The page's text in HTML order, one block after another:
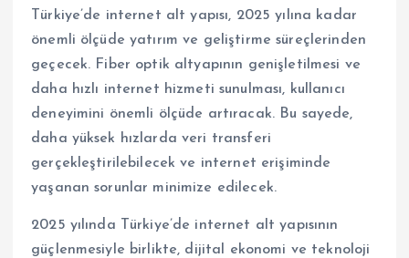
Türkiye’de internet alt yapısı, 2025 yılına kadar
önemli ölçüde yatırım ve geliştirme süreçlerinden
geçecek. Fiber optik altyapının genişletilmesi ve
daha hızlı internet hizmeti sunulması, kullanıcı
deneyimini önemli ölçüde artıracak. Bu sayede,
daha yüksek hızlarda veri transferi
gerçekleştirilebilecek ve internet erişiminde
yaşanan sorunlar minimize edilecek.
2025 yılında Türkiye’de internet alt yapısının
güçlenmesiyle birlikte, dijital ekonomi ve teknoloji